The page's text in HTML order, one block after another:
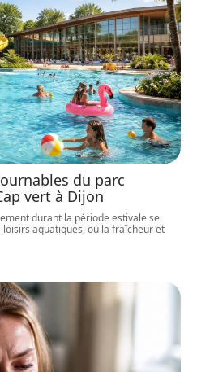
du parc
vert à Dijon
durant la période estivale se
aquatiques, où la fraîcheur et